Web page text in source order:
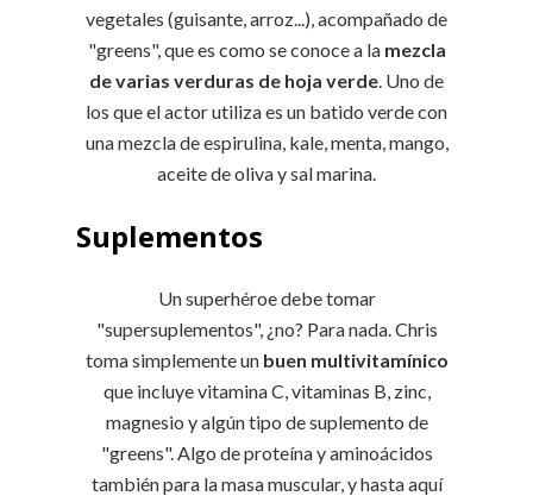
vegetales (guisante, arroz...), acompañado de
"greens", que es como se conoce a la mezcla
de varias verduras de hoja verde . Uno de
los que el actor utiliza es un batido verde con
una mezcla de espirulina, kale, menta, mango,
aceite de oliva y sal marina.
Suplementos
Un superhéroe debe tomar
"supersuplementos", ¿no? Para nada. Chris
toma simplemente un buen multivitamínico
que incluye vitamina C, vitaminas B, zinc,
magnesio y algún tipo de suplemento de
"greens". Algo de proteína y aminoácidos
también para la masa muscular, y hasta aquí